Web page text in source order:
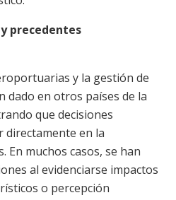
precedentes
y la gestión de
dado en otros países de la
que decisiones
en la
En muchos casos, se han
al evidenciarse impactos
o percepción